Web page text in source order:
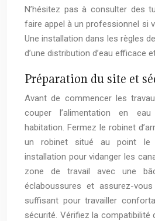
N’hésitez pas à consulter des
faire appel à un professionnel si
Une installation dans les règles
d’une distribution d’eau efficace
Préparation du site et
Avant de commencer les
couper l’alimentation en
habitation. Fermez le robinet
un robinet situé au point
installation pour vidanger les
zone de travail avec une
éclaboussures et assurez-
suffisant pour travailler
sécurité. Vérifiez la compatibilité